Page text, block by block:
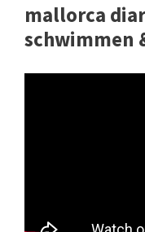
mallorca
schwimmen